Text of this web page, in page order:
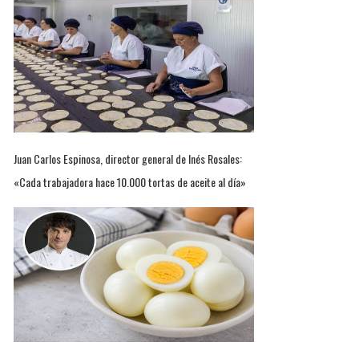
Juan Carlos Espinosa, director general de Inés Rosales:
«Cada trabajadora hace 10.000 tortas de aceite al día»